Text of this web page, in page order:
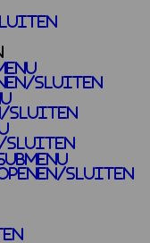
sluiten
sluiten
sluiten
sluiten